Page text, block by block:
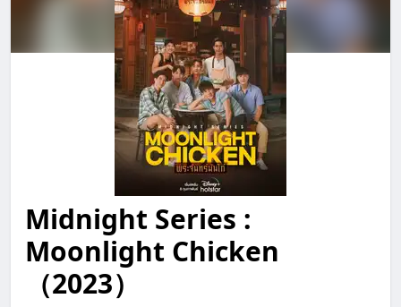
Midnight Series :
Moonlight Chicken
（2023）
midnight series : moonlight chicken